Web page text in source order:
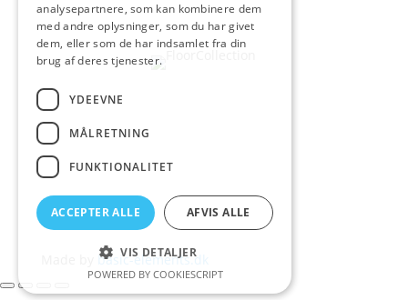
basic-elements.dk
analysepartnere, som kan kombinere dem
med andre oplysninger, som du har givet
dem, eller som de har indsamlet fra din
brug af deres tjenester.
YDEEVNE
MÅLRETNING
FUNKTIONALITET
ACCEPTER ALLE AFVIS ALLE
VIS DETALJER
POWERED BY COOKIESCRIPT